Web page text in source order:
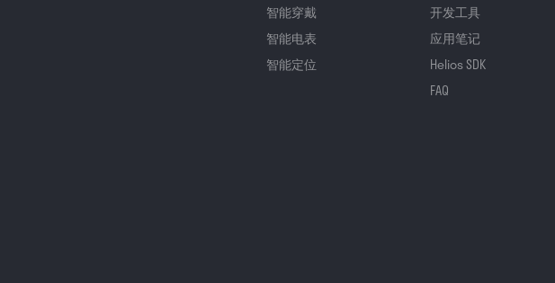
智能穿戴
智能电表
智能定位
开发工具
应用笔记
Helios SDK
FAQ